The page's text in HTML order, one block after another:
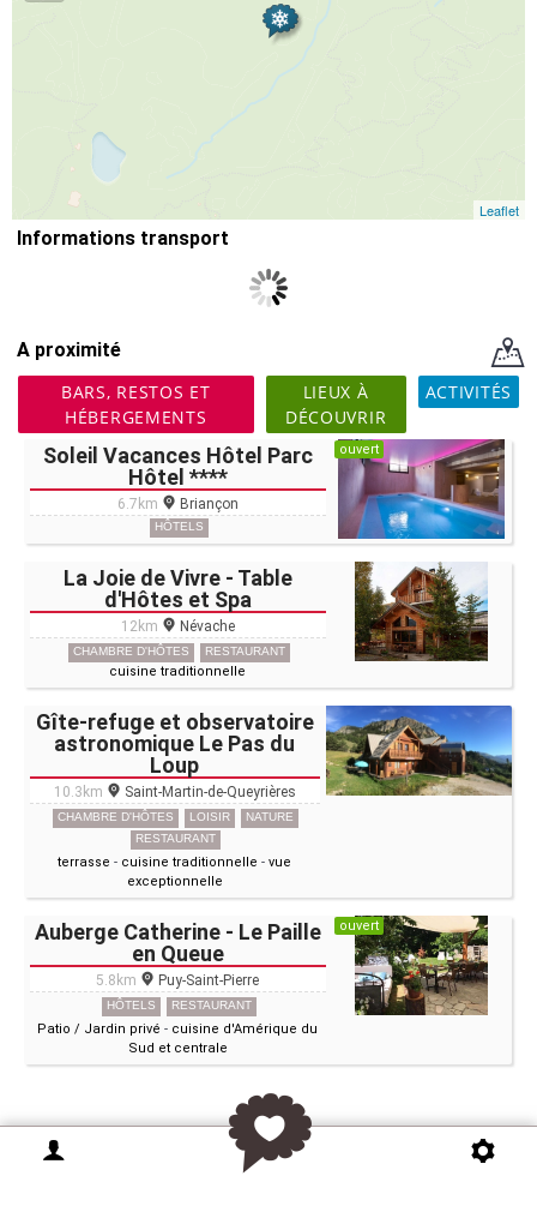
Leaflet
Informations transport
A proximité
BARS, RESTOS ET
HÉBERGEMENTS
LIEUX À
DÉCOUVRIR
ACTIVITÉS
Soleil Vacances Hôtel Parc
Hôtel ****
6.7km Briançon
HÔTELS
ouvert
La Joie de Vivre - Table
d'Hôtes et Spa
12km Névache
CHAMBRE D'HÔTES RESTAURANT
cuisine traditionnelle
Gîte-refuge et observatoire
astronomique Le Pas du
Loup
10.3km Saint-Martin-de-Queyrières
CHAMBRE D'HÔTES LOISIR
NATURE
RESTAURANT
terrasse - cuisine traditionnelle -vue
exceptionnelle
Auberge Catherine - Le Paille
en Queue
5.8km Puy-Saint-Pierre
HÔTELS RESTAURANT
Patio / Jardin privé - cuisine d'Amérique du
Sud et centrale
ouvert